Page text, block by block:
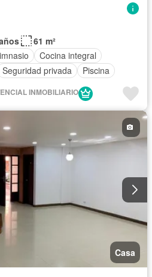
61 m²
Cocina integral
Seguridad privada
Piscina
INMOBILIARIO
Casa